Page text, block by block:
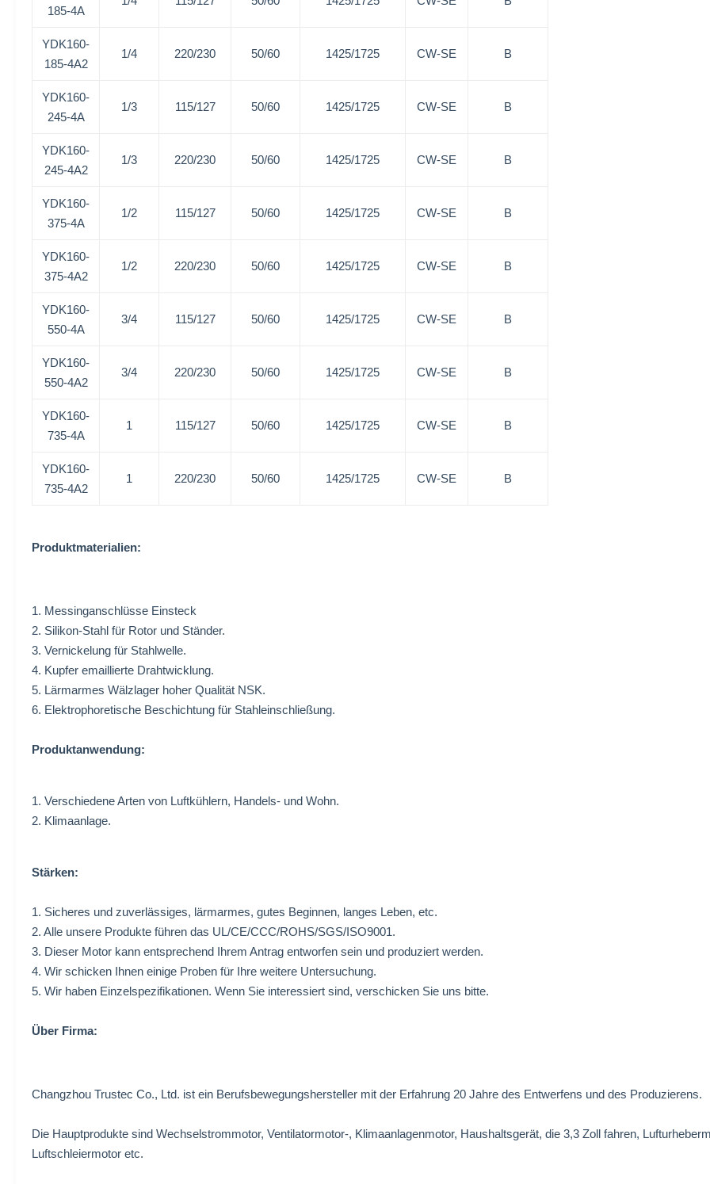
185-4A
YDK160-
185-4A2
1/4 220/230 50/60 1425/1725 CW-SE B
YDK160-
245-4A
1/3 115/127 50/60 1425/1725 CW-SE B
YDK160-
245-4A2
1/3 220/230 50/60 1425/1725 CW-SE B
YDK160-
375-4A
1/2 115/127 50/60 1425/1725 CW-SE B
YDK160-
375-4A2
1/2 220/230 50/60 1425/1725 CW-SE B
YDK160-
550-4A
3/4 115/127 50/60 1425/1725 CW-SE B
YDK160-
550-4A2
3/4 220/230 50/60 1425/1725 CW-SE B
YDK160-
735-4A
1 115/127 50/60 1425/1725 CW-SE B
YDK160-
735-4A2
1 220/230 50/60 1425/1725 CW-SE B
Produktmaterialien:
1. Messinganschlüsse Einsteck
2. Silikon-Stahl für Rotor und Ständer.
3. Vernickelung für Stahlwelle.
4. Kupfer emaillierte Drahtwicklung.
5. Lärmarmes Wälzlager hoher Qualität NSK.
6. Elektrophoretische Beschichtung für Stahleinschließung.
Produktanwendung:
1. Verschiedene Arten von Luftkühlern, Handels- und Wohn.
2. Klimaanlage.
Stärken:
1. Sicheres und zuverlässiges, lärmarmes, gutes Beginnen, langes Leben, etc.
2. Alle unsere Produkte führen das UL/CE/CCC/ROHS/SGS/ISO9001.
3. Dieser Motor kann entsprechend Ihrem Antrag entworfen sein und produziert werden.
4. Wir schicken Ihnen einige Proben für Ihre weitere Untersuchung.
5. Wir haben Einzelspezifikationen. Wenn Sie interessiert sind, verschicken Sie uns bitte.
Über Firma:
Changzhou Trustec Co., Ltd. ist ein Berufsbewegungshersteller mit der Erfahrung 20 Jahre des Entwerfens und des Produzierens.
Die Hauptprodukte sind Wechselstrommotor, Ventilatormotor-, Klimaanlagenmotor, Haushaltsgerät, die 3,3 Zoll fahren,
Luftschleiermotor etc.